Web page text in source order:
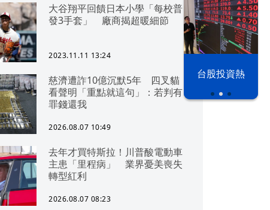
漢光42演習 台股投資熱
大谷翔平回饋日本小學「每校普
發3手套」 廠商揭超暖細節
2023.11.11 13:24
慈濟遭詐10億沉默5年 四叉貓
看聲明「重點就這句」：若判有
罪錢還我
2026.08.07 10:49
去年才買特斯拉！川普酸電動車
主患「里程病」 業界憂美喪失
轉型紅利
2026.08.07 08:23